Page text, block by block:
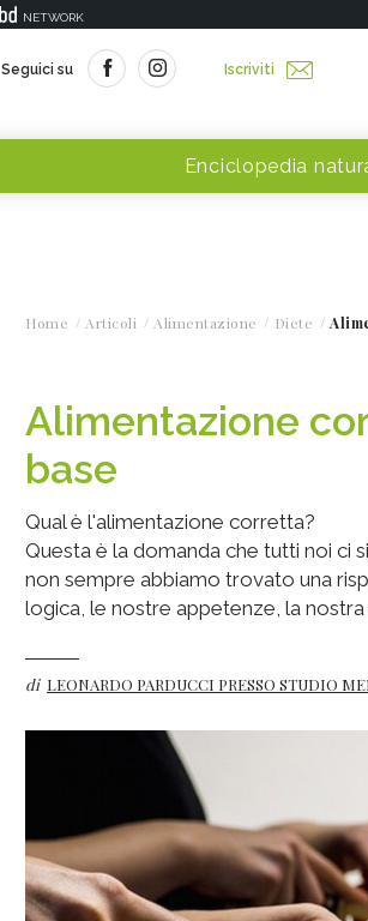
NETWORK
Seguici su Iscriviti
Enciclopedia
Home Articoli Alimentazione Diete
Alimentazione
base
Qual è l'alimentazione corretta?
Questa è la domanda che tutti noi ci
non sempre abbiamo trovato una
logica, le nostre appetenze, la
di LEONARDO PARDUCCI PRESSO STUDIO